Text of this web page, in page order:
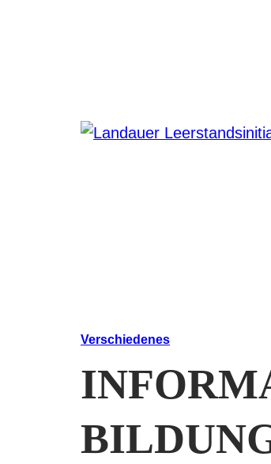
Verschiedenes